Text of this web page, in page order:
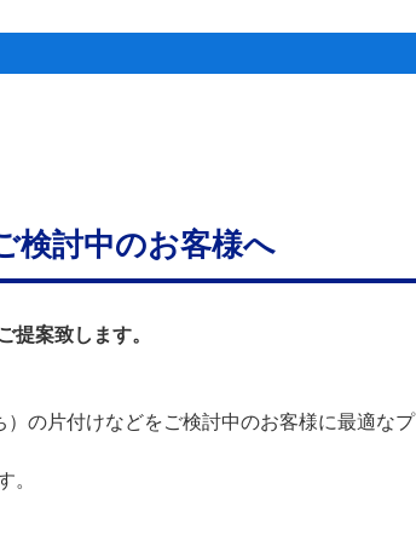
検討中のお客様へ
案致します。
の片付けなどをご検討中のお客様に最適なプ